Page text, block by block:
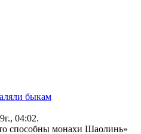
быкам
04:02.
способны монахи Шаолинь»